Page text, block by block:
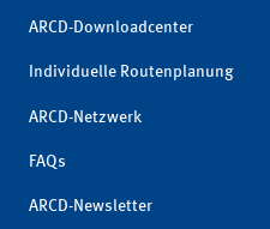
ARCD-Downloadcenter
Individuelle Routenplanung
ARCD-Netzwerk
FAQs
ARCD-Newsletter